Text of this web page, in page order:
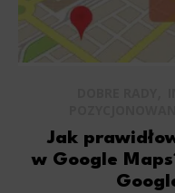
Jak
w Google